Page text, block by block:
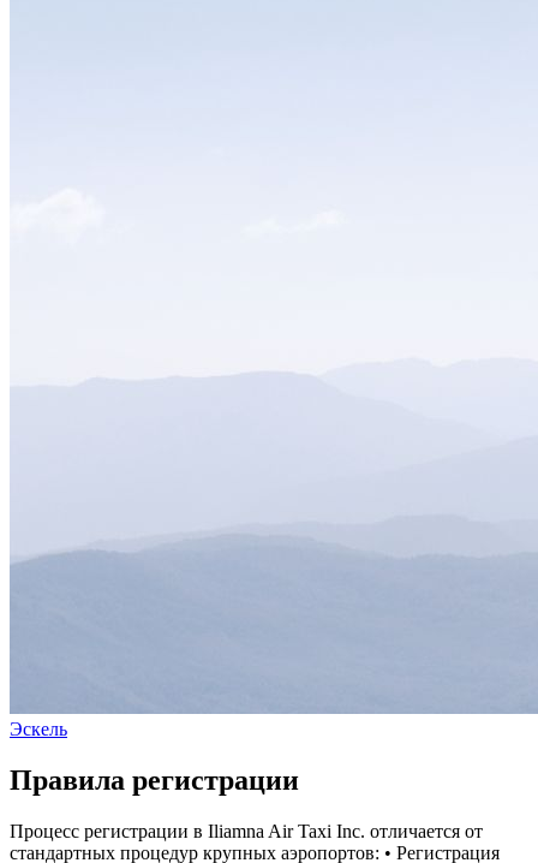
Эскель
Правила регистрации
Процесс регистрации в Iliamna Air Taxi Inc. отличается от
стандартных процедур крупных аэропортов: • Регистрация